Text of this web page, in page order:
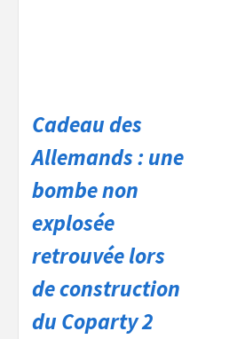
Cadeau des
Allemands : une
bombe non
explosée
retrouvée lors
de construction
du Coparty 2